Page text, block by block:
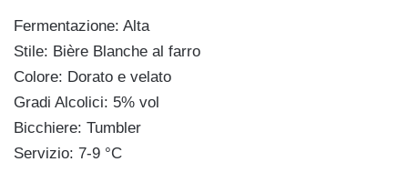
Fermentazione: Alta
Stile: Bière Blanche al farro
Colore: Dorato e velato
Gradi Alcolici: 5% vol
Bicchiere: Tumbler
Servizio: 7-9 °C